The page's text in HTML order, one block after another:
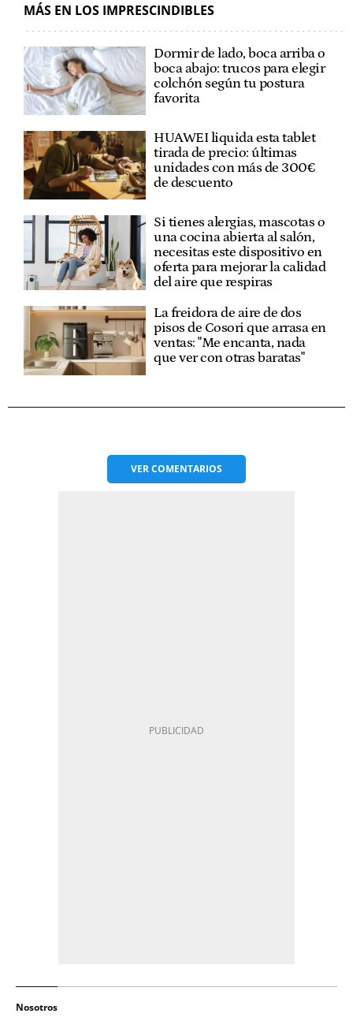
MÁS EN LOS IMPRESCINDIBLES
Dormir de lado, boca arriba o
boca abajo: trucos para elegir
colchón según tu postura
favorita
HUAWEI liquida esta tablet
tirada de precio: últimas
unidades con más de 300€
de descuento
Si tienes alergias, mascotas o
una cocina abierta al salón,
necesitas este dispositivo en
oferta para mejorar la calidad
del aire que respiras
La freidora de aire de dos
pisos de Cosori que arrasa en
ventas: "Me encanta, nada
que ver con otras baratas"
VERCOMENTARIOS
Nosotros